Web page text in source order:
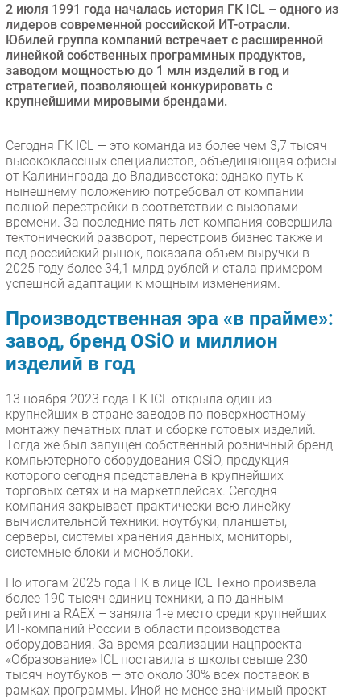
Гаджеты
Здоровье
РАЗДЕЛЫ
Интервью
Мероприятия
Проекты
IT класс
Тестовый стенд
Каталог компаний
2 июля 1991 года началась история ГК ICL – одного из
лидеров современной российской ИТ-отрасли.
Юбилей группа компаний встречает с расширенной
линейкой собственных программных продуктов,
заводом мощностью до 1 млн изделий в год и
стратегией, позволяющей конкурировать с
крупнейшими мировыми брендами.
Сегодня ГК ICL — это команда из более чем 3,7 тысяч
высококлассных специалистов, объединяющая офисы
от Калининграда до Владивостока: однако путь к
нынешнему положению потребовал от компании
полной перестройки в соответствии с вызовами
времени. За последние пять лет компания совершила
тектонический разворот, перестроив бизнес также и
под российский рынок, показала объем выручки в
2025 году более 34,1 млрд рублей и стала примером
успешной адаптации к мощным изменениям.
Производственная эра «в прайме»:
завод, бренд OSiO и миллион
изделий в год
13 ноября 2023 года ГК ICL открыла один из
крупнейших в стране заводов по поверхностному
монтажу печатных плат и сборке готовых изделий.
Тогда же был запущен собственный розничный бренд
компьютерного оборудования OSiO, продукция
которого сегодня представлена в крупнейших
торговых сетях и на маркетплейсах. Сегодня
компания закрывает практически всю линейку
вычислительной техники: ноутбуки, планшеты,
серверы, системы хранения данных, мониторы,
системные блоки и моноблоки.
По итогам 2025 года ГК в лице ICL Техно произвела
более 190 тысяч единиц техники, а по данным
рейтинга RAEX – заняла 1-е место среди крупнейших
ИТ-компаний России в области производства
оборудования. За время реализации нацпроекта
«Образование» ICL поставила в школы свыше 230
тысяч ноутбуков — это около 30% всех поставок в
рамках программы. Иной не менее значимый проект